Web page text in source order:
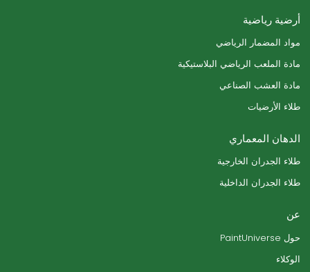
أرضية رياضية
مواد المضمار الرياضي
مادة الملعب الرياضي البلاستيكية
مادة العشب الصناعي
طلاء الأرضيات
الدهان المعماري
طلاء الجدران الخارجية
طلاء الجدران الداخلية
عن
حول PaintUniverse
الوكلاء